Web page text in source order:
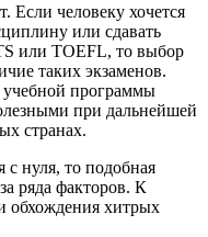
Если человеку хочется
или сдавать
или TOEFL, то выбор
таких экзаменов.
учебной программы
при дальнейшей
странах.
с нуля, то подобная
ряда факторов. К
обхождения хитрых